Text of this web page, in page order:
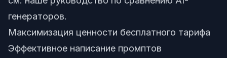
генераторов.
Максимизация ценности бесплатного тарифа
Эффективное написание промптов